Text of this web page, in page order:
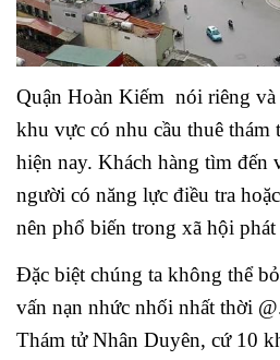
Quận Hoàn Kiếm nói riêng
khu vực có nhu cầu thuê thám
hiện nay. Khách hàng tìm đến
người có năng lực điều tra
nên phổ biến trong xã hội phát
Đặc biệt chúng ta không thể
vấn nạn nhức nhối nhất thời
Thám tử Nhân Duyên, cứ 10